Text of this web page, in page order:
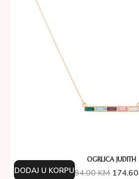
OGRLICA JUDITH
194.00KM 174.60
DODAJ U KORPU